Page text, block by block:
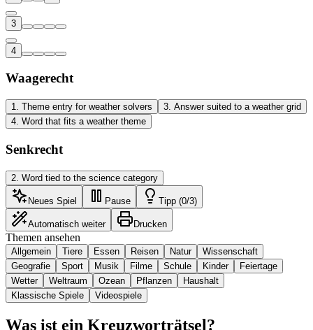
3
4
Waagerecht
1. Theme entry for weather solvers 3. Answer suited to a weather grid
4. Word that fits a weather theme
Senkrecht
2 Word tied to the science category
Neues Spiel Pause Tipp (0/3)
Automatisch weiter Drucken
Themen ansehen
Allgemein Tiere Essen Reisen Natur
Wissenschaft
Geografie
Sport Musik Filme Schule Kinder
Feiertage
Wetter
Weltraum Ozean Pflanzen
Haushalt
Klassische Spiele
Videospiele
Was ist ein Kreuzworträtsel?